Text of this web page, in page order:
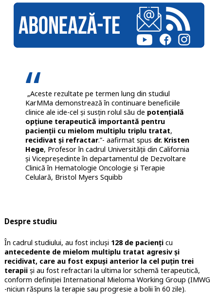
„Aceste rezultate pe termen lung din studiul
KarMMa demonstrează în continuare beneficiile
clinice ale ide-cel și susțin rolul său de potențială
opțiune terapeutică importantă pentru
pacienții cu mielom multiplu triplu tratat,
recidivat și refractar.”- aafirmat spus dr. Kristen
Hege, Profesor în cadrul Universității din California
și Vicepreședinte în departamentul de Dezvoltare
Clinică în Hematologie Oncologie și Terapie
Celulară, Bristol Myers Squibb
Despre studiu
În cadrul studiului, au fost incluși 128 de paciențicu
antecedente de mielom multiplu tratat agresiv și
recidivat, care au fost expuși anterior la cel puțin trei
terapiiși au fost refractari la ultima lor schemă terapeutică,
conform definiției International Mieloma Working Group (IMWG
-niciun răspuns la terapie sau progresie a bolii în 60 zile).